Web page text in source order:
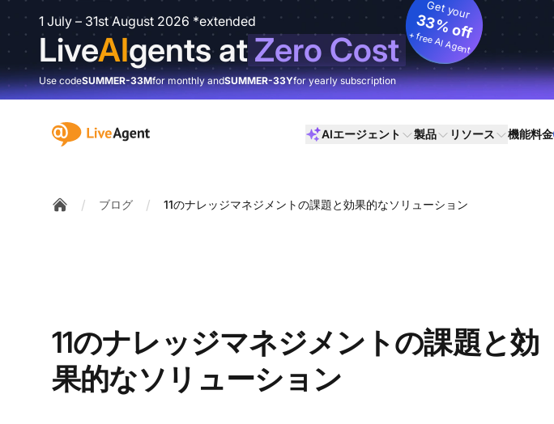
1 July – 31st August 2026 *extended
LiveAIgents atZero Cost
Get your
33% off
+ free AI Agent
Use codeSUMMER-33Mfor monthly andSUMMER-33Yfor yearly subscription
:site.title AIエージェント 製品 リソース 機能料金
/ ブログ / 11のナレッジマネジメントの課題と効果的なソリューション
11のナレッジマネジメントの課題と効
果的なソリューション